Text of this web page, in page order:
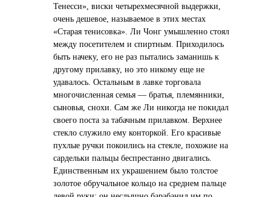
Тенесси», виски четырехмесячной выдержки,
очень дешевое, называемое в этих местах
«Старая тенисовка». Ли Чонг умышленно стоял
между посетителем и спиртным. Приходилось
быть начеку, его не раз пытались заманишь к
другому прилавку, но это никому еще не
удавалось. Остальным в лавке торговала
многочисленная семья — братья, племянники,
сыновья, снохи. Сам же Ли никогда не покидал
своего поста за табачным прилавком. Верхнее
стекло служило ему конторкой. Его красивые
пухлые ручки покоились на стекле, похожие на
сардельки пальцы беспрестанно двигались.
Единственным их украшением было толстое
золотое обручальное кольцо на среднем пальце